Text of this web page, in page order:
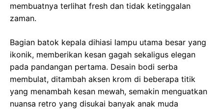
membuatnya terlihat fresh dan tidak ketinggalan
zaman.
Bagian batok kepala dihiasi lampu utama besar yang
ikonik, memberikan kesan gagah sekaligus elegan
pada pandangan pertama. Desain bodi serba
membulat, ditambah aksen krom di beberapa titik
yang menambah kesan mewah, semakin menguatkan
nuansa retro yang disukai banyak anak muda